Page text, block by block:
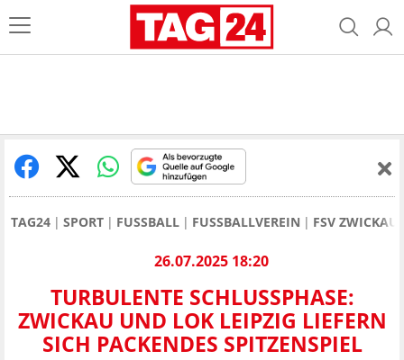
TAG24 SPORT FUSSBALL FUSSBALLVEREIN FSV ZWICKAU
26.07.2025 18:20
TURBULENTE SCHLUSSPHASE:
ZWICKAU UND LOK LEIPZIG LIEFERN
SICH PACKENDES SPITZENSPIEL